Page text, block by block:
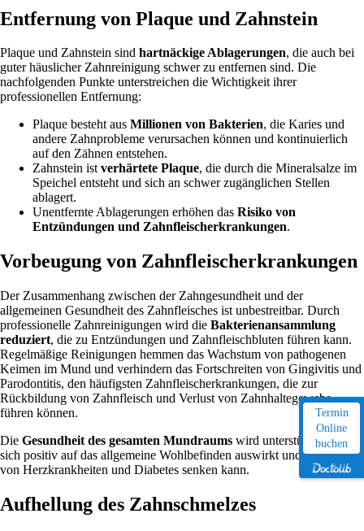
Entfernung von Plaque und Zahnstein
Plaque und Zahnstein sind hartnäckige Ablagerungen, die auch bei
guter häuslicher Zahnreinigung schwer zu entfernen sind. Die
nachfolgenden Punkte unterstreichen die Wichtigkeit ihrer
professionellen Entfernung:
Plaque besteht aus Millionen von Bakterien, die Karies und
andere Zahnprobleme verursachen können und kontinuierlich
auf den Zähnen entstehen.
Zahnstein istverhärtete Plaque, die durch die Mineralsalze im
Speichel entsteht und sich an schwer zugänglichen Stellen
ablagert.
Unentfernte Ablagerungen erhöhen das Risiko von
Entzündungen und Zahnfleischerkrankungen.
Vorbeugung von Zahnfleischerkrankungen
Der Zusammenhang zwischen der Zahngesundheit und der
allgemeinen Gesundheit des Zahnfleisches ist unbestreitbar. Durch
professionelle Zahnreinigungen wird die Bakterienansammlung
reduziert, die zu Entzündungen und Zahnfleischbluten führen kann.
Regelmäßige Reinigungen hemmen das Wachstum von pathogenen
Keimen im Mund und verhindern das Fortschreiten von Gingivitis und
Parodontitis, den häufigsten Zahnfleischerkrankungen, die zur
Rückbildung von Zahnfleisch und Verlust von Zahnhaltegewebe
führen können.
Die Gesundheit des gesamten Mundraums wird unterstützt, was
sich positiv auf das allgemeine Wohlbefinden auswirkt und das Risiko
von Herzkrankheiten und Diabetes senken kann.
Aufhellung des Zahnschmelzes
Termin
Online
buchen